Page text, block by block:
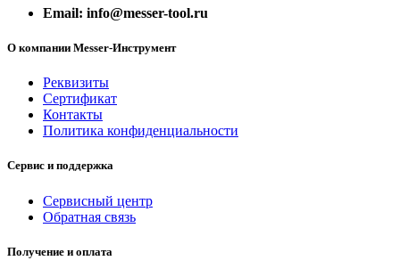
Email: info@messer-tool.ru
О компании Messer-Инструмент
Реквизиты
Сертификат
Контакты
Политика конфиденциальности
Сервис и поддержка
Сервисный центр
Обратная связь
Получение и оплата